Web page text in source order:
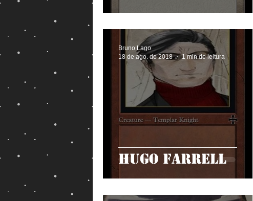
Hugo Farrell
Bruno Lago
18 de ago. de 2018
1 min de leitura